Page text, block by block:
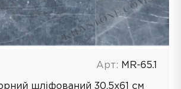
Арт: MR-65.1
шліфований 30,5х61 см